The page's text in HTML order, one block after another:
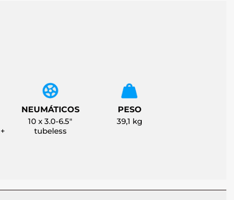
NEUMÁTICOS
10 x 3.0-6.5"
tubeless
PESO
39,1 kg